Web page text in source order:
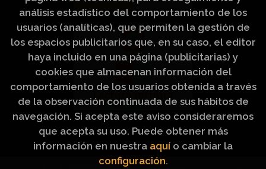
análisis estadístico del comportamiento de los
usuarios (analíticas), que permiten la gestión de
los espacios publicitarios que, en su caso, el editor
haya incluido en una página (publicitarias) y
cookies que almacenan información del
comportamiento de los usuarios obtenida a través
de la observación continuada de sus hábitos de
navegación. Si acepta este aviso consideraremos
que acepta su uso. Puede obtener más
información en nuestra aquí o cambiar la
configuración.